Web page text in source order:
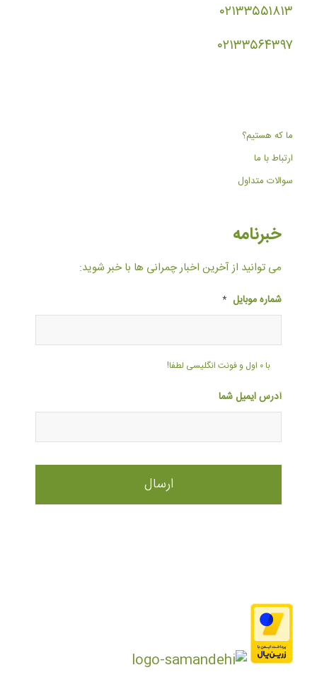
۰۲۱۳۳۵۵۱۸۱۳
۰۲۱۳۳۵۶۴۳۹۷
ما که هستیم؟
ارتباط با ما
سوالات متداول
خبرنامه
می توانید از آخرین اخبار چمرانی ها با خبر شوید:
شماره موبایل *
با ۰ اول و فونت انگلیسی لطفا!
آدرس ایمیل شما